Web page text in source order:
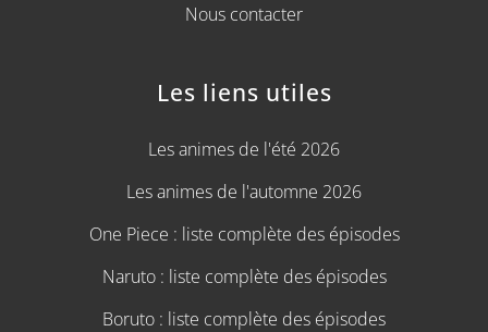
Nous contacter
Les liens utiles
Les animes de l'été 2026
Les animes de l'automne 2026
One Piece : liste complète des épisodes
Naruto : liste complète des épisodes
Boruto : liste complète des épisodes